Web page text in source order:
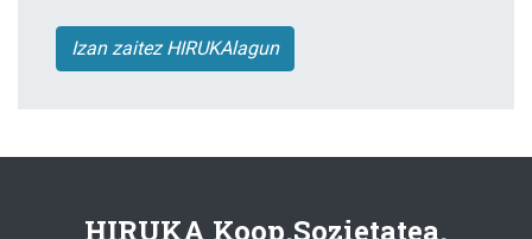
Izan zaitez HIRUKAlagun
HIRUKA Koop.Sozietatea.